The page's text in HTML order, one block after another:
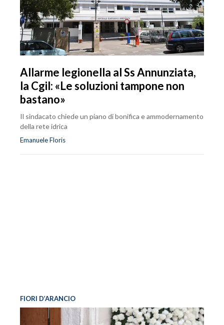
Allarme legionella al Ss Annunziata,
la Cgil: «Le soluzioni tampone non
bastano»
Il sindacato chiede un piano di bonifica e ammodernamento
della rete idrica
Emanuele Floris
FIORI D’ARANCIO